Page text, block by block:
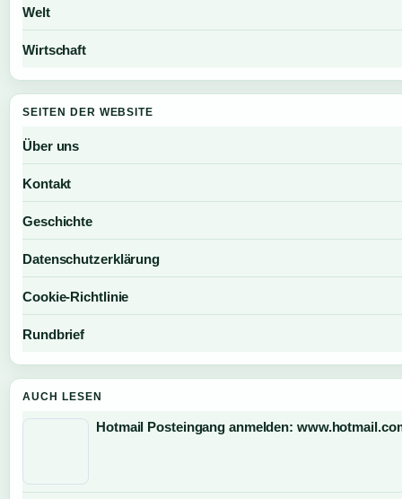
Welt
Wirtschaft
SEITEN DER WEBSITE
Über uns
Kontakt
Geschichte
Datenschutzerklärung
Cookie-Richtlinie
Rundbrief
AUCH LESEN
Hotmail Posteingang anmelden: